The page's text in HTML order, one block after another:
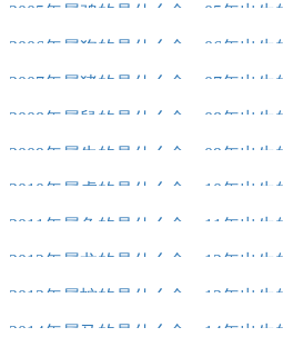
2005年属鸡的是什么命，05年出生
2006年属狗的是什么命，06年出生
2007年属猪的是什么命，07年出生
2008年属鼠的是什么命，08年出生
2009年属牛的是什么命，09年出生
2010年属虎的是什么命，10年出生
2011年属兔的是什么命，11年出生
2012年属龙的是什么命，12年出生
2013年属蛇的是什么命，13年出生
2014年属马的是什么命，14年出生